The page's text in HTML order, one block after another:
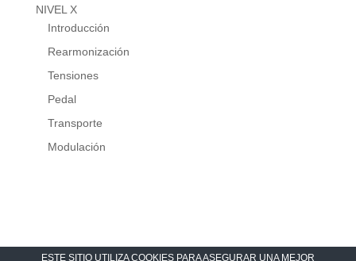
NIVEL X
Introducción
Rearmonización
Tensiones
Pedal
Transporte
Modulación
ESTE SITIO UTILIZA COOKIES PARA ASEGURAR UNA MEJOR